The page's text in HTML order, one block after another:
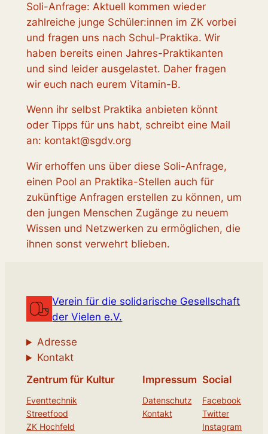
Soli-Anfrage: Aktuell kommen wieder
zahlreiche junge Schüler:innen im ZK vorbei
und fragen uns nach Schul-Praktika. Wir
haben bereits einen Jahres-Praktikanten
und sind leider ausgelastet. Daher fragen
wir euch nach eurem Vitamin-B.
Wenn ihr selbst Praktika anbieten könnt
oder Tipps für uns habt, schreibt eine Mail
an: kontakt@sgdv.org
Wir erhoffen uns über diese Soli-Anfrage,
einen Pool an Praktika-Stellen auch für
zukünftige Anfragen erstellen zu können, um
den jungen Menschen Zugänge zu neuem
Wissen und Netzwerken zu ermöglichen, die
ihnen sonst verwehrt blieben.
Verein für die solidarische Gesellschaft
der Vielen e.V.
Adresse
Kontakt
Zentrum für Kultur
Eventtechnik
Streetfood
ZK Hochfeld
Impressum
Datenschutz
Kontakt
Social
Facebook
Twitter
Instagram